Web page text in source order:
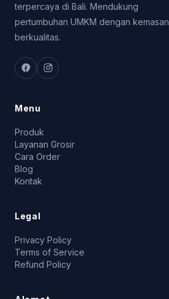
terpercaya di Bali. Mendukung
pertumbuhan UMKM dengan kemasan
berkualitas.
Menu
Produk
Layanan Grosir
Cara Order
Blog
Kontak
Legal
Privacy Policy
Terms of Service
Refund Policy